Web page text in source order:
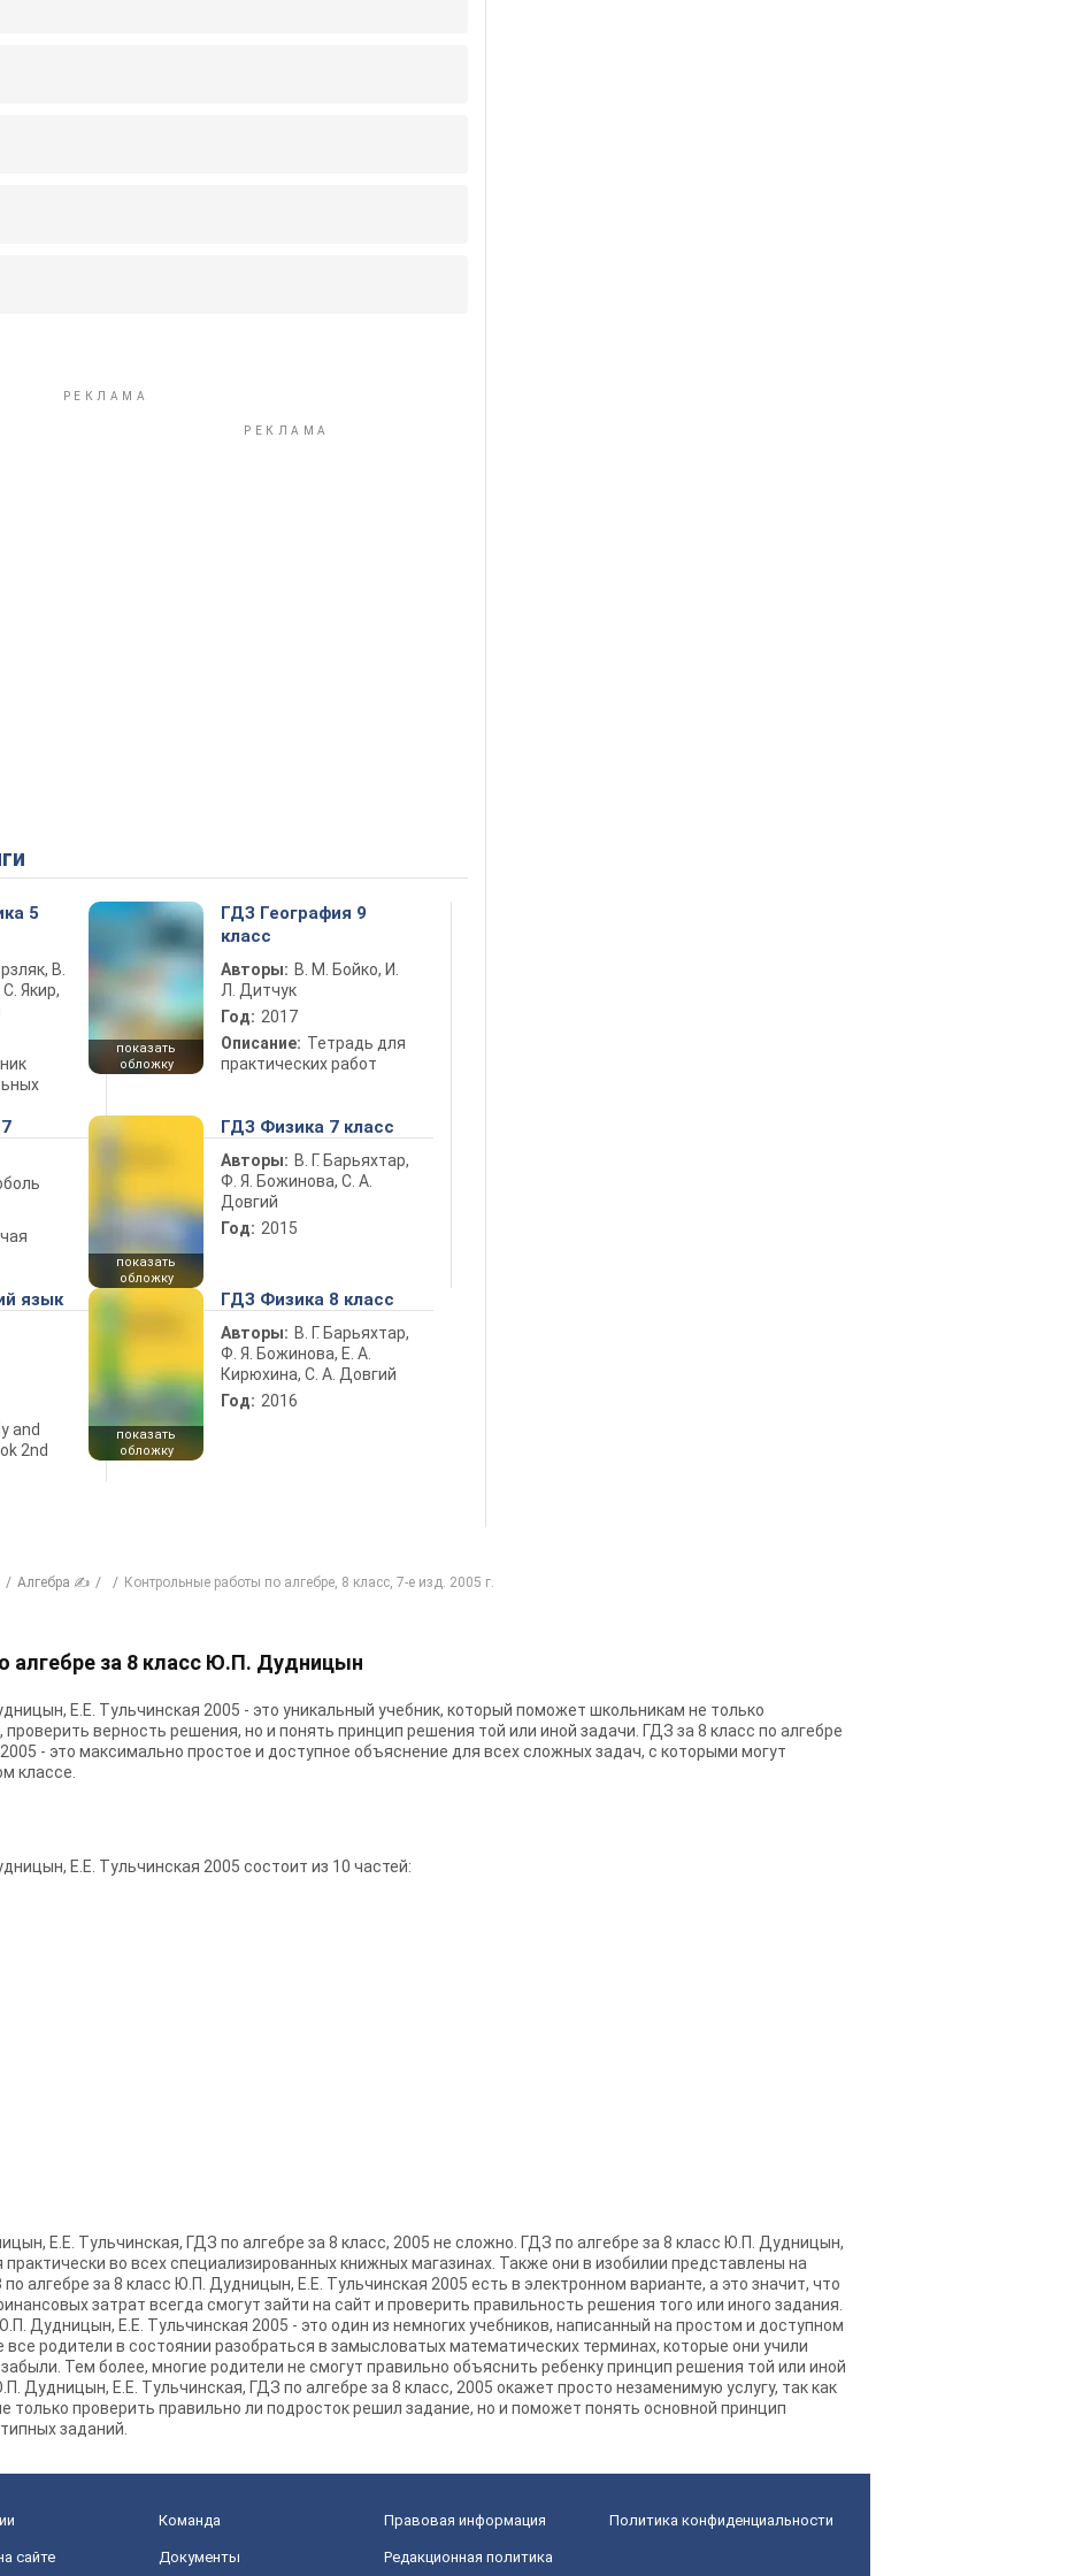
5
В.
Якир,
показать
обложку
ГДЗ География 9
класс
Авторы: В. М. Бойко, И.
Л. Дитчук
Год: 2017
Описание: Тетрадь для
практических работ
показать
обложку
ГДЗ Физика 7 класс
Авторы: В. Г. Барьяхтар,
Ф. Я. Божинова, С. А.
Довгий
Год: 2015
язык
and
2nd
показать
обложку
ГДЗ Физика 8 класс
Авторы: В. Г. Барьяхтар,
Ф. Я. Божинова, Е. А.
Кирюхина, С. А. Довгий
Год: 2016
Алгебра ✍ Контрольные работы по алгебре, 8 класс, 7-е изд. 2005 г.
алгебре за 8 класс Ю.П. Дудницын
Е.Е. Тульчинская 2005 - это уникальный учебник, который поможет школьникам не только
верность решения, но и понять принцип решения той или иной задачи. ГДЗ за 8 класс по алгебре
- это максимально простое и доступное объяснение для всех сложных задач, с которыми могут
классе.
Е.Е. Тульчинская 2005 состоит из 10 частей:
Е.Е. Тульчинская, ГДЗ по алгебре за 8 класс, 2005 не сложно. ГДЗ по алгебре за 8 класс Ю.П. Дудницын,
во всех специализированных книжных магазинах. Также они в изобилии представлены на
алгебре за 8 класс Ю.П. Дудницын, Е.Е. Тульчинская 2005 есть в электронном варианте, а это значит, что
затрат всегда смогут зайти на сайт и проверить правильность решения того или иного задания.
Дудницын, Е.Е. Тульчинская 2005 - это один из немногих учебников, написанный на простом и доступном
родители в состоянии разобраться в замысловатых математических терминах, которые они учили
Тем более, многие родители не смогут правильно объяснить ребенку принцип решения той или иной
Дудницын, Е.Е. Тульчинская, ГДЗ по алгебре за 8 класс, 2005 окажет просто незаменимую услугу, так как
только проверить правильно ли подросток решил задание, но и поможет понять основной принцип
заданий.
Команда Правовая информация Политика конфиденциальности
сайте Документы Редакционная политика